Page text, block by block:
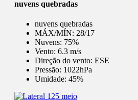
nuvens quebradas
nuvens quebradas
MÁX/MÍN: 28/17
Nuvens: 75%
Vento: 6.3 m/s
Direção do vento: ESE
Pressão: 1022hPa
Umidade: 45%